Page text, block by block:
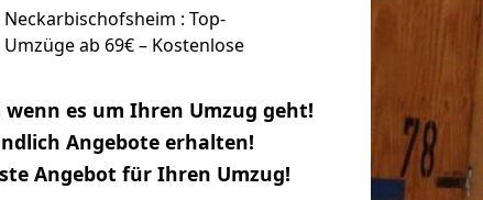
: Top-
ab 69€ – Kostenlose
es um Ihren Umzug geht!
Angebote erhalten!
Angebot für Ihren Umzug!